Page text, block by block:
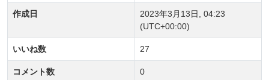
作成日
2023年3月13日, 04:23
(UTC+00:00)
いいね数 27
コメント数 0